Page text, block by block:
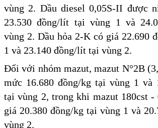
vùng 2. Dầu diesel 0,05S-II được
23.530 đồng/lít tại vùng 1 và
vùng 2. Dầu hỏa 2-K có giá 22.690
1 và 23.140 đồng/lít tại vùng 2.
Đối với nhóm mazut, mazut N°2B
mức 16.680 đồng/kg tại vùng 1 và
tại vùng 2, trong khi mazut 180cst -
giá 20.380 đồng/kg tại vùng 1 và
vùng 2.